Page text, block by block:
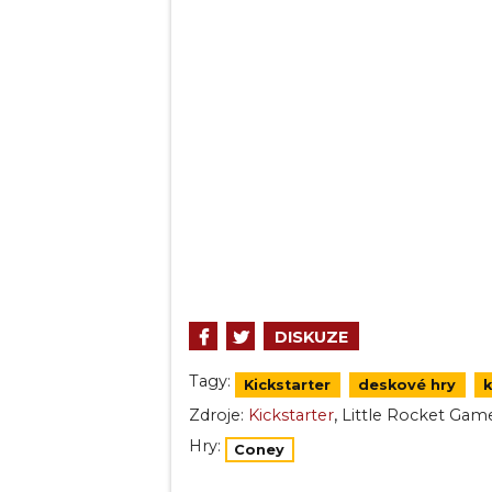
DISKUZE
Tagy: Kickstarter deskové hry
Zdroje: Kickstarter, Little Rocket
Hry:
Coney